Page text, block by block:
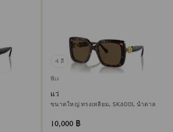
4 สี
พิเศษเฉพาะออนไลน์
แว่นกันแดด
ขนาดใหญ่ ทรงเหลี่ยม, SK6001, น้ำตาล
10,000 ฿